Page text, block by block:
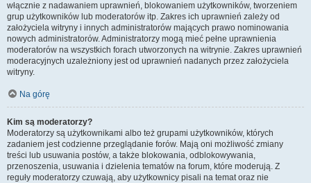
włącznie z nadawaniem uprawnień, blokowaniem użytkowników, tworzeniem
grup użytkowników lub moderatorów itp. Zakres ich uprawnień zależy od
założyciela witryny i innych administratorów mających prawo nominowania
nowych administratorów. Administratorzy mogą mieć pełne uprawnienia
moderatorów na wszystkich forach utworzonych na witrynie. Zakres uprawnień
moderacyjnych uzależniony jest od uprawnień nadanych przez założyciela
witryny.
Na górę
Kim są moderatorzy?
Moderatorzy są użytkownikami albo też grupami użytkowników, których
zadaniem jest codzienne przeglądanie forów. Mają oni możliwość zmiany
treści lub usuwania postów, a także blokowania, odblokowywania,
przenoszenia, usuwania i dzielenia tematów na forum, które moderują. Z
reguły moderatorzy czuwają, aby użytkownicy pisali na temat oraz nie